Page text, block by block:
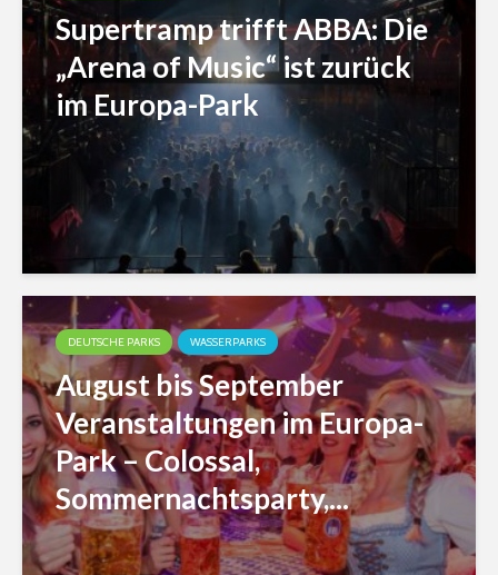
Supertramp trifft ABBA: Die
„Arena of Music“ ist zurück
im Europa-Park
DEUTSCHE PARKS WASSERPARKS
August bis September
Veranstaltungen im Europa-
Park – Colossal,
Sommernachtsparty,...